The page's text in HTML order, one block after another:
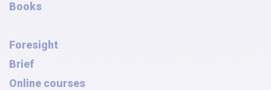
Books
Foresight
Brief
Online courses